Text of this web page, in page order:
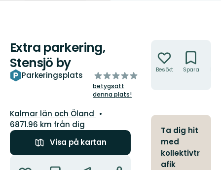
Extra parkering,
Stensjö by
Parkeringsplats
av
5
stjärnor
betygsätt
denna plats!
Län:
Kalmar län och Öland
6871.96 km från dig
Visa på kartan
Besökt Spara
Ta dig hit
med
kollektivtr
afik